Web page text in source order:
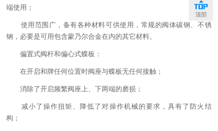
端使用；
使用范围广，备有各种材料可供使用，常规的阀体碳钢、不锈
钢，必要是可用包含蒙乃尔合金在内的其它材料。
偏置式阀杆和偏心式蝶板：
在开启和牌任何位置时阀座与蝶板无任何接触；
消除了开启频繁阀座上、下两端的磨损；
减小了操作扭矩、降低了对操作机械的要求，具有了防火结
构；
顶部